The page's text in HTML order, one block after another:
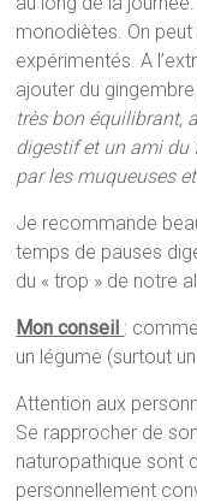
monodiètes. On
expérimentés. A
ajouter du
très bon équilibrant,
digestif et un ami du
par les muqueuses
Je recommande
temps de pauses
du « trop » de notre
Mon conseil :
un légume (surtout
Attention aux
Se rapprocher de
naturopathique sont
personnellement